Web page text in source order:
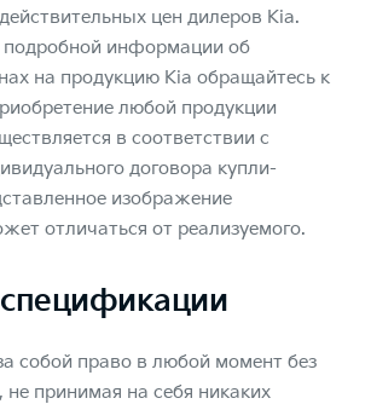
цен дилеров Kia.
подробной информации об
на продукцию Kia обращайтесь к
любой продукции
в соответствии с
договора купли-
изображение
отличаться от реализуемого.
собой право в любой момент без
не принимая на себя никаких